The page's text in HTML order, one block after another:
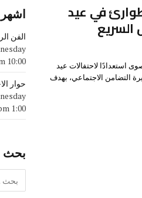
في عيد
السريع
استعدادًا لاحتفالات عيد
التضامن الاجتماعي، بهدف
الفن
10:00 am
حوار
1:00 pm
بحث